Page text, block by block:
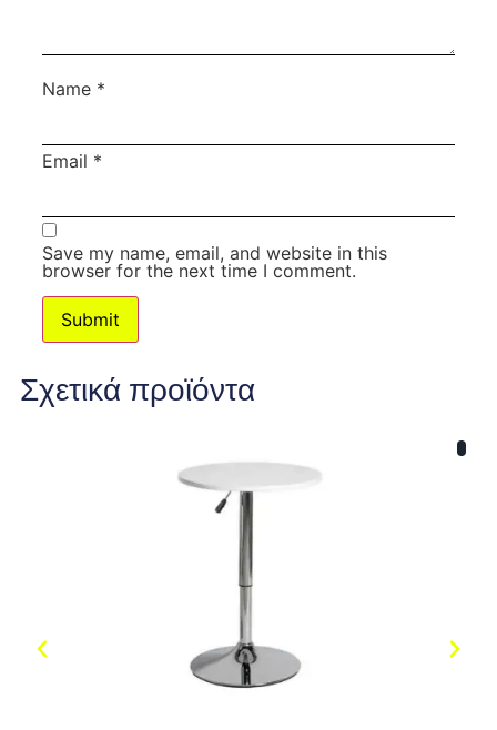
Name *
Email *
Save my name, email, and website in this
browser for the next time I comment.
Σχετικά προϊόντα